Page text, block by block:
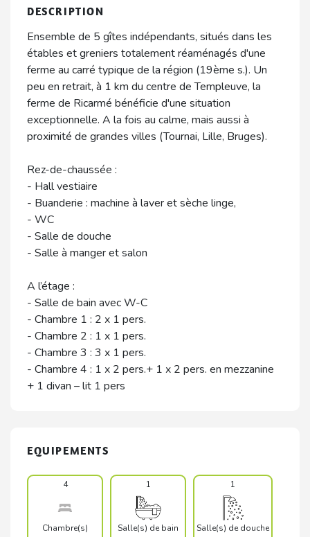
DESCRIPTION
Ensemble de 5 gîtes indépendants, situés dans les
étables et greniers totalement réaménagés d'une
ferme au carré typique de la région (19ème s.). Un
peu en retrait, à 1 km du centre de Templeuve, la
ferme de Ricarmé bénéficie d'une situation
exceptionnelle. A la fois au calme, mais aussi à
proximité de grandes villes (Tournai, Lille, Bruges).
Rez-de-chaussée :
- Hall vestiaire
- Buanderie : machine à laver et sèche linge,
- WC
- Salle de douche
- Salle à manger et salon
A l’étage :
- Salle de bain avec W-C
- Chambre 1 : 2 x 1 pers.
- Chambre 2 : 1 x 1 pers.
- Chambre 3 : 3 x 1 pers.
- Chambre 4 : 1 x 2 pers.+ 1 x 2 pers. en mezzanine
+ 1 divan – lit 1 pers
EQUIPEMENTS
4
Chambre(s)
1
Salle(s) de bain
1
Salle(s) de douche